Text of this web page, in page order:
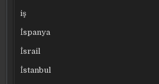
iş
İspanya
İsrail
İstanbul